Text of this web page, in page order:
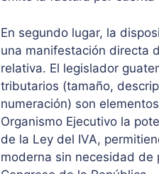
En segundo lugar, la
una manifestación directa
relativa. El legislador
tributarios (tamaño,
numeración) son
Organismo Ejecutivo la
de la Ley del IVA,
moderna sin necesidad de